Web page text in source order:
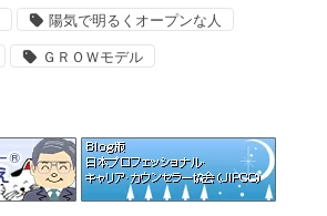
陽気で明るくオープンな人
ＧＲＯＷモデル